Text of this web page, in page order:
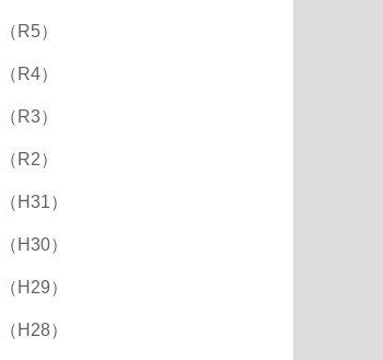
R5）
R4）
R3）
R2）
H31）
H30）
H29）
H28）